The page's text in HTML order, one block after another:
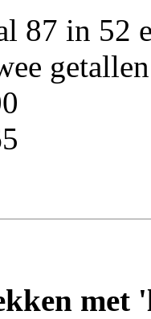
87 in 52
met